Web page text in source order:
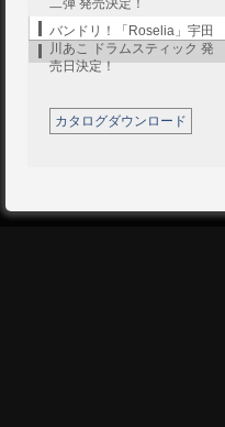
二弾 発売決定！
バンドリ！「Roselia」宇田
川あこ ドラムスティック 発
売日決定！
カタログダウンロード